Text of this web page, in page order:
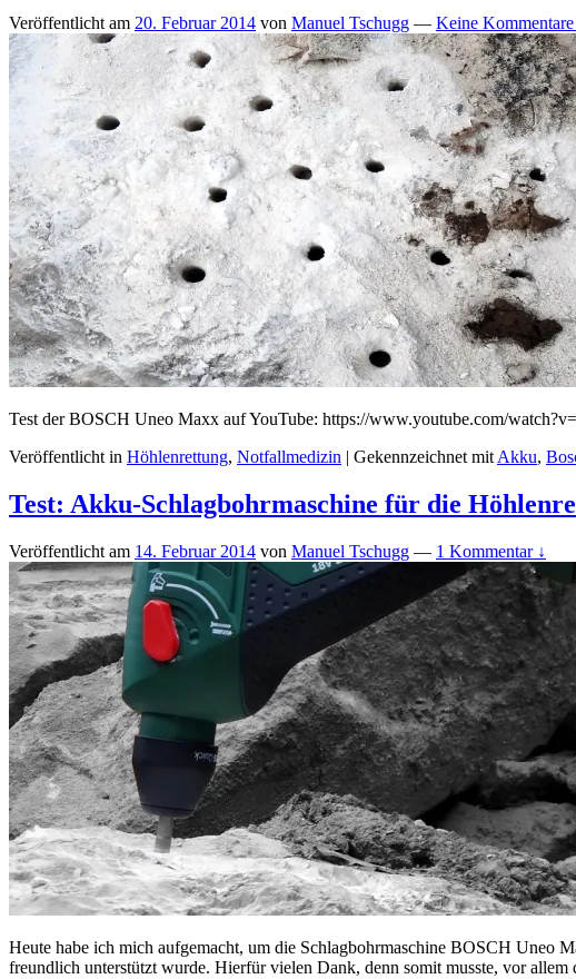
Veröffentlicht am 20. Februar 2014 von Manuel Tschugg — Keine Kommentare
Test der BOSCH Uneo Maxx auf YouTube: https://www.youtube.com/
Veröffentlicht in Höhlenrettung, Notfallmedizin | Gekennzeichnet mit Akku,
Test: Akku-Schlagbohrmaschine für die
Veröffentlicht am 14. Februar 2014 von Manuel Tschugg — 1 Kommentar ↓
Heute habe ich mich aufgemacht, um die Schlagbohrmaschine BOSCH Uneo
freundlich unterstützt wurde. Hierfür vielen Dank, denn somit musste, vor allem